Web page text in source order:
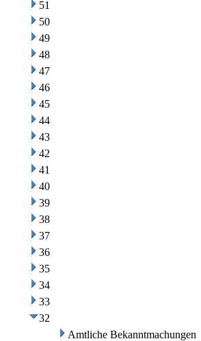
51
50
49
48
47
46
45
44
43
42
41
40
39
38
37
36
35
34
33
32
Amtliche Bekanntmachungen